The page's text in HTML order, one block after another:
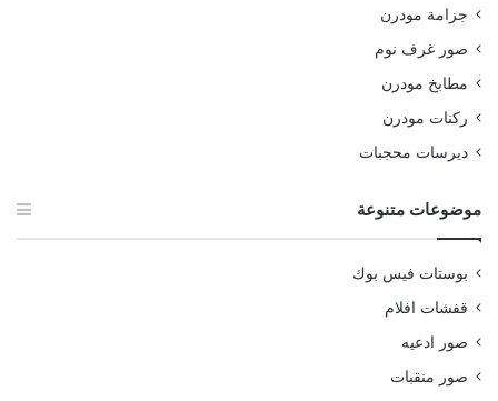
جزامة مودرن
صور غرف نوم
مطابخ مودرن
ركنات مودرن
ديرسات محجبات
موضوعات متنوعة
بوستات فيس بوك
قفشات افلام
صور ادعيه
صور منقبات